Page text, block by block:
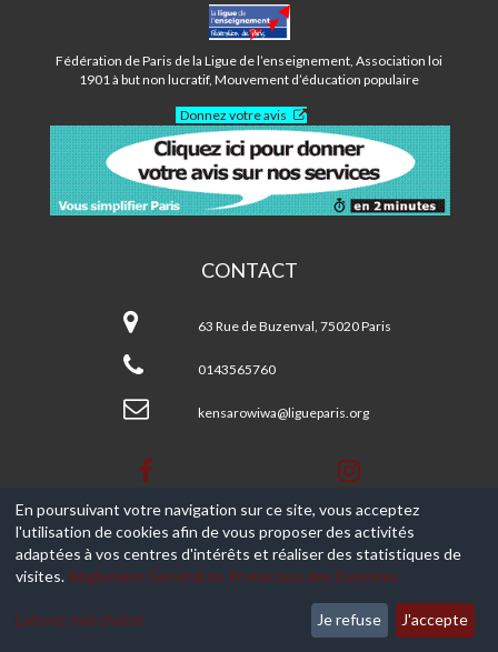
CENTRE
KEN
SARO-
WIWA
PARIS
20ÈME
Fédération de Paris de la Ligue de l’enseignement, Association loi
1901 à but non lucratif, Mouvement d’éducation populaire
Donnez votre avis
CONTACT
Ken
Saro-
Wiwa
20ème
63 Rue de Buzenval, 75020 Paris
0143565760
kensarowiwa@ligueparis.org
© 2017-2026, Ce site est propulsé par Aniapps.fr
CGV
En poursuivant votre navigation sur ce site, vous acceptez
l'utilisation de cookies afin de vous proposer des activités
adaptées à vos centres d'intérêts et réaliser des statistiques de
visites. Règlement Général de Protection des Données
Laissez-moi choisir Je refuse J'accepte